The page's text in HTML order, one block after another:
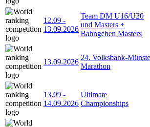
12.09 -
13.09.2026
Team DM U16/U20
und Masters +
Bahngehen Masters
13.09.2026
24. Volksbank-
Marathon
13.09 -
14.09.2026
Ultimate
Championships